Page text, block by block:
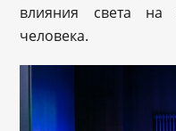
влияния света на
человека.